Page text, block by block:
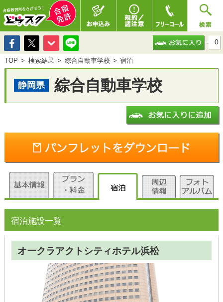
0
TOP 検索結果 綜合自動車学校 宿泊
静岡県 綜合自動車学校
宿泊施設一覧
オークラアクトシティホテル浜松